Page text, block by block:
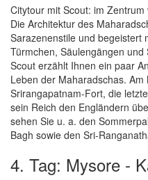
Citytour mit Scout: im
Die Architektur des
Sarazenenstile und begeistert
Türmchen, Säulengängen
Scout erzählt Ihnen ein paar
Leben der Maharadschas.
Srirangapatnam-Fort, die
sein Reich den Engländern
sehen Sie u. a. den
Bagh sowie den Sri-
4. Tag: Mysore -